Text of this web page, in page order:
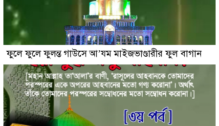
ফুলে ফুলে ফুলন্ত গাউসে আ’যম মাইজভাণ্ডারীর ফুল বাগান